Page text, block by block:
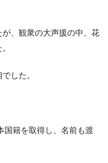
、観衆の大声援の中、花
した。
国籍を取得し、名前も渡